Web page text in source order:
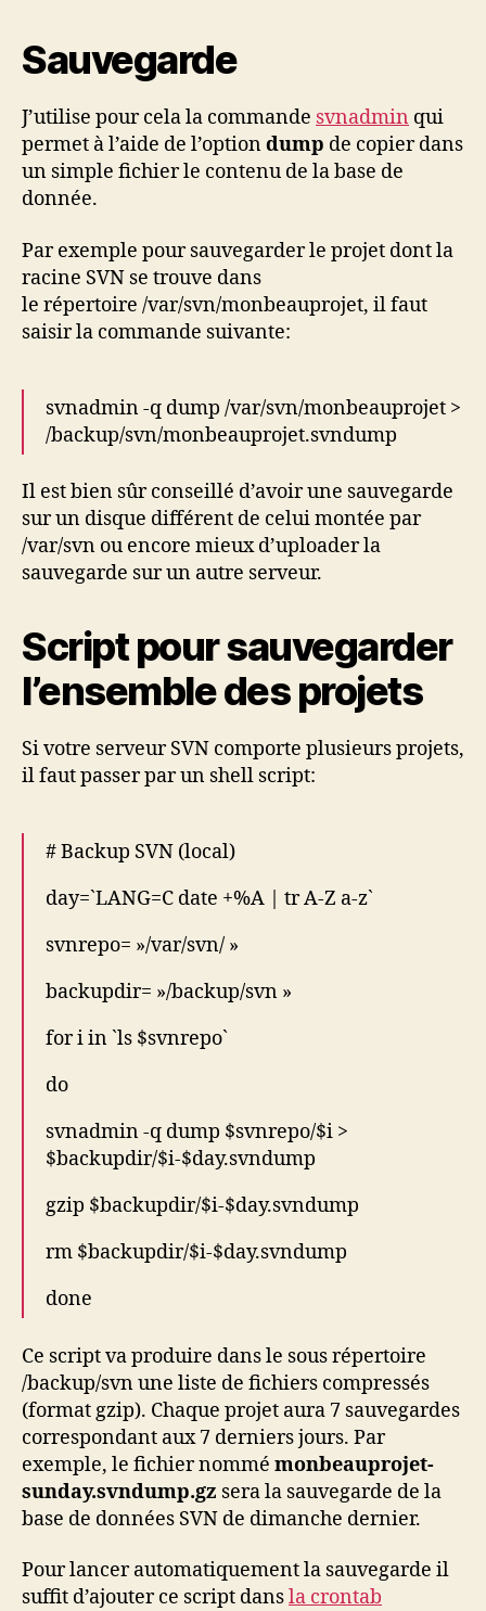
Sauvegarde
J’utilise pour cela la commande svnadmin qui
permet à l’aide de l’optiondump de copier dans
un simple fichier le contenu de la base de
donnée.
Par exemple pour sauvegarder le projet dont la
racine SVN se trouve dans
le répertoire /var/svn/monbeauprojet, il faut
saisir la commande suivante:
svnadmin -q dump /var/svn/monbeauprojet >
/backup/svn/monbeauprojet.svndump
Il est bien sûr conseillé d’avoir une sauvegarde
sur un disque différent de celui montée par
/var/svn ou encore mieux d’uploader la
sauvegarde sur un autre serveur.
Script pour sauvegarder
l’ensemble des projets
Si votre serveur SVN comporte plusieurs projets,
il faut passer par un shell script:
# Backup SVN (local)
day=`LANG=C date +%A | tr A-Z a-z`
svnrepo= »/var/svn/ »
backupdir= »/backup/svn »
for i in `ls $svnrepo`
do
svnadmin -q dump $svnrepo/$i >
$backupdir/$i-$day.svndump
gzip $backupdir/$i-$day.svndump
rm $backupdir/$i-$day.svndump
done
Ce script va produire dans le sous répertoire
/backup/svn une liste de fichiers compressés
(format gzip). Chaque projet aura 7 sauvegardes
correspondant aux 7 derniers jours. Par
exemple, le fichier nommé monbeauprojet-
sunday.svndump.gz sera la sauvegarde de la
base de données SVN de dimanche dernier.
Pour lancer automatiquement la sauvegarde il
suffit d’ajouter ce script dansla crontab